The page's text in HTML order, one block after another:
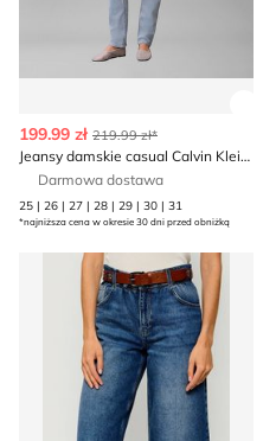
199.99 zł 219.99 zł*
Jeansy damskie casual Calvin Klein Jeans
Darmowa dostawa
25 | 26 | 27 | 28 | 29 | 30 | 31
*najniższa cena w okresie 30 dni przed obniżką
Jeansy damskie casual Liu Jo